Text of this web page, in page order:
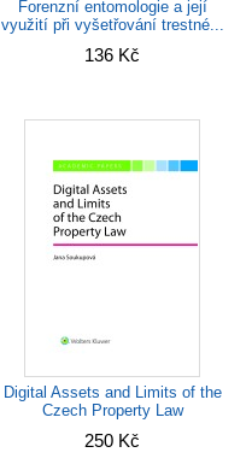
Forenzní entomologie a její
využití při vyšetřování trestné...
136 Kč
Digital Assets and Limits of the
Czech Property Law
250 Kč